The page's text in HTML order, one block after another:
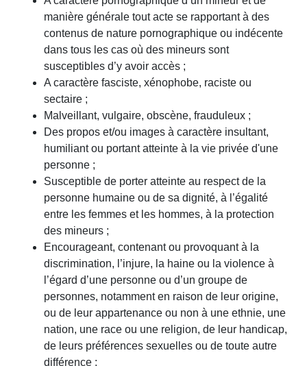
manière générale tout acte se rapportant à des
contenus de nature pornographique ou indécente
dans tous les cas où des mineurs sont
susceptibles d’y avoir accès ;
A caractère fasciste, xénophobe, raciste ou
sectaire ;
Malveillant, vulgaire, obscène, frauduleux ;
Des propos et/ou images à caractère insultant,
humiliant ou portant atteinte à la vie privée d'une
personne ;
Susceptible de porter atteinte au respect de la
personne humaine ou de sa dignité, à l’égalité
entre les femmes et les hommes, à la protection
des mineurs ;
Encourageant, contenant ou provoquant à la
discrimination, l’injure, la haine ou la violence à
l’égard d’une personne ou d’un groupe de
personnes, notamment en raison de leur origine,
ou de leur appartenance ou non à une ethnie, une
nation, une race ou une religion, de leur handicap,
de leurs préférences sexuelles ou de toute autre
différence ;